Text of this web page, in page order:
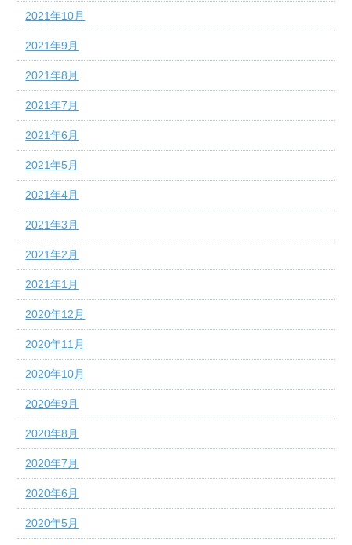
2021年10月
2021年9月
2021年8月
2021年7月
2021年6月
2021年5月
2021年4月
2021年3月
2021年2月
2021年1月
2020年12月
2020年11月
2020年10月
2020年9月
2020年8月
2020年7月
2020年6月
2020年5月